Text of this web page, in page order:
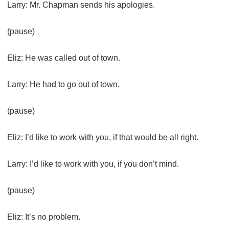
Larry: Mr. Chapman sends his apologies.
(pause)
Eliz: He was called out of town.
Larry: He had to go out of town.
(pause)
Eliz: I’d like to work with you, if that would be all right.
Larry: I’d like to work with you, if you don’t mind.
(pause)
Eliz: It’s no problem.